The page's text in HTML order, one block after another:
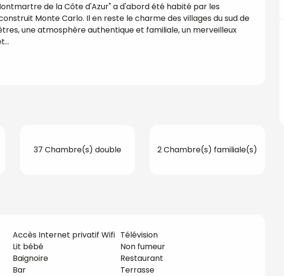
de la Côte d'Azur" a d'abord été habité par les
Monte Carlo. Il en reste le charme des villages du sud de
une atmosphère authentique et familiale, un merveilleux
37 Chambre(s) double 2 Chambre(s) familiale(s)
Accès Internet privatif Wifi Télévision
Lit bébé
Non fumeur
Baignoire
Restaurant
Bar Terrasse